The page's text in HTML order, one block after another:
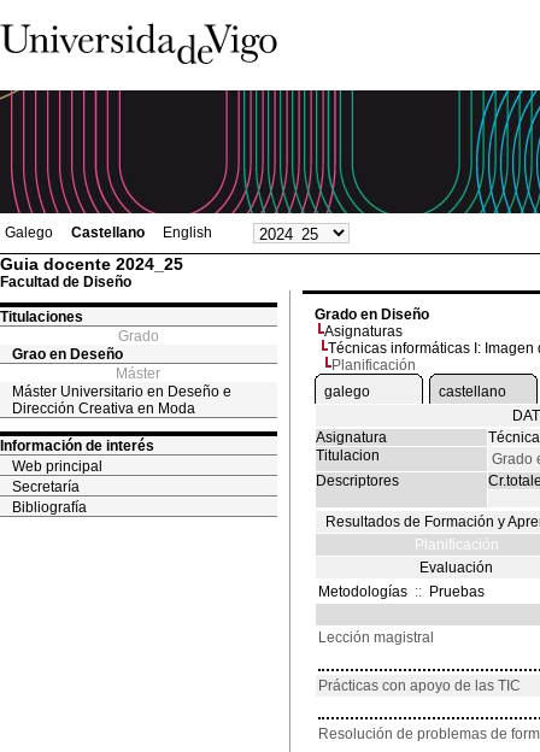
Galego Castellano English
Guia docente 2024_25
Facultad de Diseño
Titulaciones
Grado
Grao en Deseño
Máster
Máster Universitario en Deseño e
Dirección Creativa en Moda
Información de interés
Web principal
Secretaría
Bibliografía
Grado en Diseño
Asignaturas
Técnicas informáticas I: Imagen
Planificación
galego
castellano
Asignatura
Titulacion
Grado
Descriptores
Resultados de Formación y
Planificación
Evaluación
Metodologías :: Pruebas
Lección magistral
Prácticas con apoyo de las TIC
Resolución de problemas de